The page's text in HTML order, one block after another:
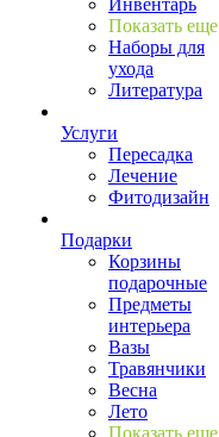
Инвентарь
Показать еще
Наборы для
ухода
Литература
Услуги
Пересадка
Лечение
Фитодизайн
Подарки
Корзины
подарочные
Предметы
интерьера
Вазы
Травянчики
Весна
Лето